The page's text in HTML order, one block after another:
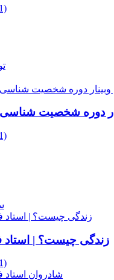
شخصیت شناسی 9 گانه – پایه
زندگی چیست؟ | استاد